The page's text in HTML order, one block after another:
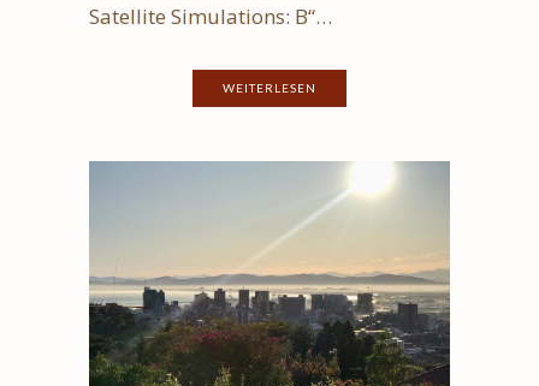
Satellite Simulations: B“…
WEITERLESEN